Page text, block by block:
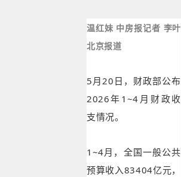
温红妹 中房报记者 李叶
北京报道
5月20日，财政部公布
2026年1~4月财政收
支情况。
1~4月，全国一般公共
预算收入83404亿元，